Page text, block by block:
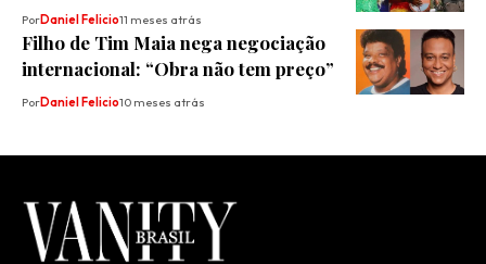
PorDaniel Felicio11 meses atrás
Filho de Tim Maia nega negociação
internacional: “Obra não tem preço”
PorDaniel Felicio10 meses atrás